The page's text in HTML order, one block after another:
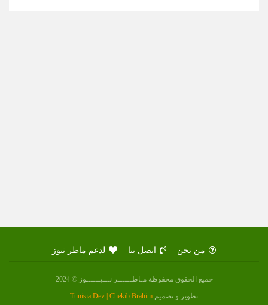
من نحن اتصل بنا لدعم ماطر نيوز
جميع الحقوق محفوظة مـاطــــــر نـــيــــــوز © 2024
تطوير و تصميم Tunisia Dev | Chekib Brahim